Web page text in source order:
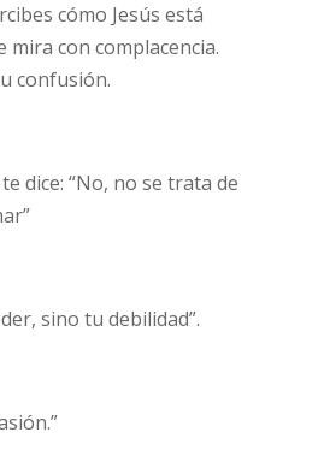
cómo Jesús está
con complacencia.
confusión.
dice: “No, no se trata de
sino tu debilidad”.